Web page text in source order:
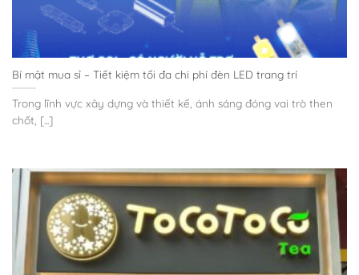
Bí mật mua sỉ – Tiết kiệm tối đa chi phí đèn LED trang trí
Trong lĩnh vực xây dựng và thiết kế, ánh sáng đóng vai trò then
chốt, [...]